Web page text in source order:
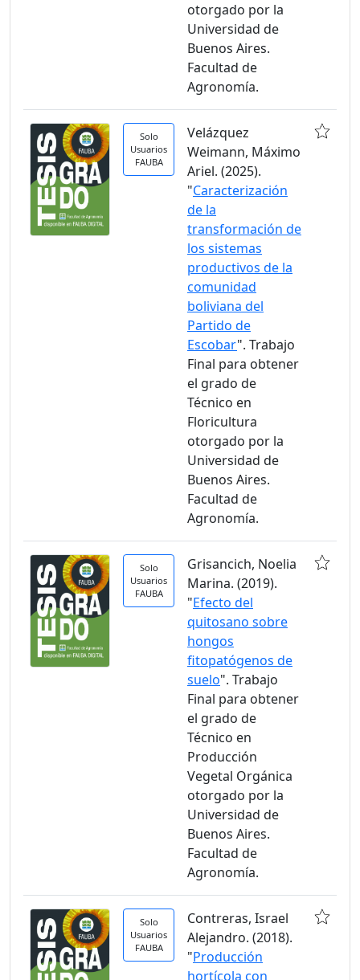
otorgado por la
Universidad de
Buenos Aires.
Facultad de
Agronomía.
Solo
Usuarios
FAUBA
Velázquez
Weimann, Máximo
Ariel. (2025).
"Caracterización
de la
transformación de
los sistemas
productivos de la
comunidad
boliviana del
Partido de
Escobar". Trabajo
Final para obtener
el grado de
Técnico en
Floricultura
otorgado por la
Universidad de
Buenos Aires.
Facultad de
Agronomía.
Solo
Usuarios
FAUBA
Grisancich, Noelia
Marina. (2019).
"Efecto del
quitosano sobre
hongos
fitopatógenos de
suelo". Trabajo
Final para obtener
el grado de
Técnico en
Producción
Vegetal Orgánica
otorgado por la
Universidad de
Buenos Aires.
Facultad de
Agronomía.
Solo
Usuarios
FAUBA
Contreras, Israel
Alejandro. (2018).
"Producción
hortícola con